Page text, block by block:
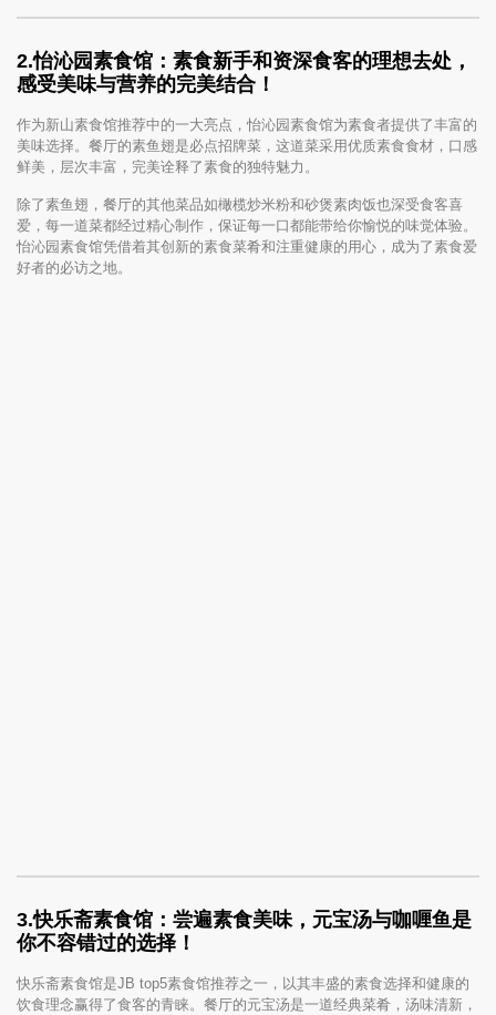
2.怡沁园素食馆：素食新手和资深食客的理想去处，
感受美味与营养的完美结合！
作为新山素食馆推荐中的一大亮点，怡沁园素食馆为素食者提供了丰富的
美味选择。餐厅的素鱼翅是必点招牌菜，这道菜采用优质素食食材，口感
鲜美，层次丰富，完美诠释了素食的独特魅力。
除了素鱼翅，餐厅的其他菜品如橄榄炒米粉和砂煲素肉饭也深受食客喜
爱，每一道菜都经过精心制作，保证每一口都能带给你愉悦的味觉体验。
怡沁园素食馆凭借着其创新的素食菜肴和注重健康的用心，成为了素食爱
好者的必访之地。
3.快乐斋素食馆：尝遍素食美味，元宝汤与咖喱鱼是
你不容错过的选择！
快乐斋素食馆是JB top5素食馆推荐之一，以其丰盛的素食选择和健康的
饮食理念赢得了食客的青睐。餐厅的元宝汤是一道经典菜肴，汤味清新，